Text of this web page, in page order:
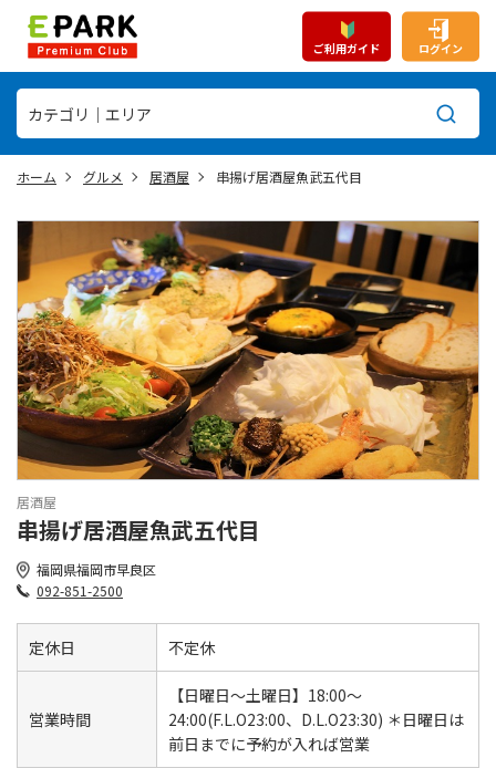
ご利用ガイド ログイン
ホーム グルメ 居酒屋 串揚げ居酒屋魚武五代目
居酒屋
串揚げ居酒屋魚武五代目
福岡県福岡市早良区
092-851-2500
定休日 不定休
営業時間
【日曜日〜土曜日】18:00～
24:00(F.L.O23:00、D.L.O23:30) ＊日曜日は
前日までに予約が入れば営業